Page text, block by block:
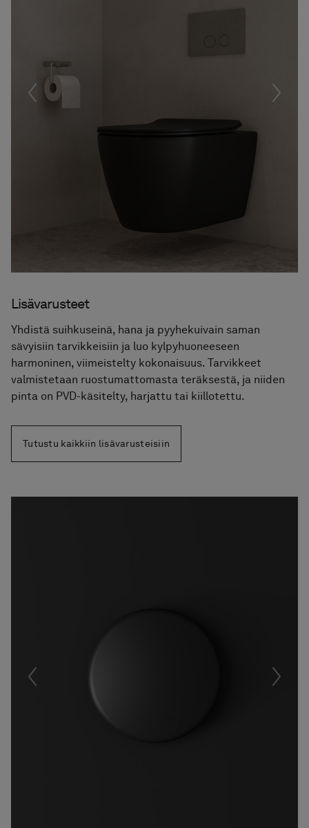
Föregående Nästa
Lisävarusteet
Yhdistä suihkuseinä, hana ja pyyhekuivain saman
sävyisiin tarvikkeisiin ja luo kylpyhuoneeseen
harmoninen, viimeistelty kokonaisuus. Tarvikkeet
valmistetaan ruostumattomasta teräksestä, ja niiden
pinta on PVD-käsitelty, harjattu tai kiillotettu.
Tutustu kaikkiin lisävarusteisiin
Föregående Nästa